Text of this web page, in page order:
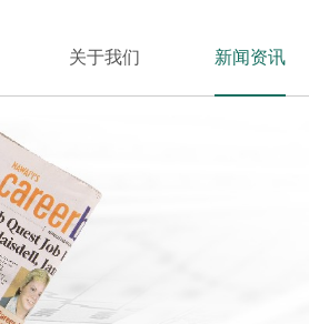
关于我们 新闻资讯